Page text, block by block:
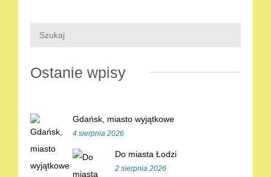
Ostanie wpisy
Gdańsk, miasto wyjątkowe
4 sierpnia 2026
Do miasta Łodzi
2 sierpnia 2026